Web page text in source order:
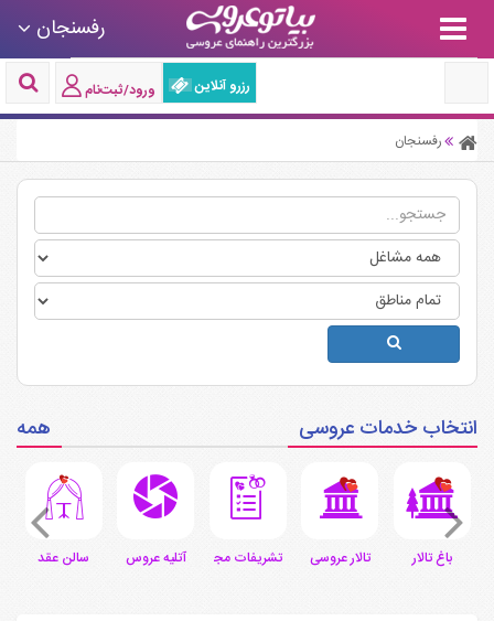
رفسنجان
رزرو آنلاین ورود/ثبت‌نام
رفسنجان
انتخاب خدمات عروسی همه
باغ تالار تالار عروسی تشریفات مجالس آتلیه عروس سالن عقد